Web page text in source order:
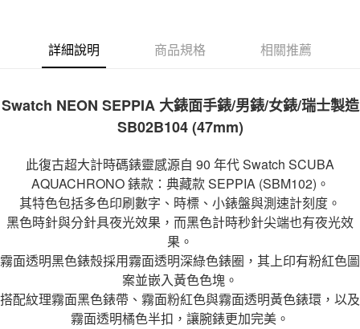
消。如遇「轉專審核」未通過狀況，表示未達大哥付你分期系統評分，恕無
法說明評估內容。
1.分期款項不併入電信帳單，「大哥付你分期」於每月結算日後寄送繳費提
醒簡訊。
2.透過簡訊連結打開帳單後，可選擇「超商條碼／台灣大直營門市／銀行轉
帳／街口支付／iPASS MONEY」等通路繳費。
【注意事項】
1.本服務係由「台灣大哥大股份有限公司」（以下簡稱本公司）所提供，讓
用戶於交易時，得透過本服務購買商品或服務，並由商店將買賣／分期付款
買賣價金債權讓與本公司後，依約使用本公司帳單繳交帳款。
2.基於同意付款使用「大哥付你分期」之契約關係目的，商店將以您的個人
資料（包含姓名、電話或地址）提供予台灣大哥大進項蒐集、處理及利用，
由本公司與您本人進行分期帳單所需資料之確認、核對及更正。
3.完整用戶服務條款，請詳閱以下連結：https://oppay.tw/userRule
１．簡單：不需註冊會員、不需綁卡、不需儲值。
２．便利：只要手機號碼，簡訊認證，即可結帳。
【「AFTEE先享後付」結帳流程】
１．於結帳方式選擇「AFTEE先享後付」後，將跳轉至「AFTEE先享後付」
結帳頁面，進行簡訊認證並確認金額後，即可完成結帳。
３．收到繳費通知簡訊後14天內，點擊此簡訊中的連結，可透過四大超商／
ATM／網路銀行／等多元方式進行付款，方視為交易完成。
※ 請注意：結帳手續完成當下不需立刻繳費，但若您需要取消訂單，請聯絡
購買商品的店家。未經商家同意取消之訂單仍視為有效，需透過AFTEE先享
後付繳納相關費用。
※ 交易是否成功請以「AFTEE先享後付 」之結帳頁面顯示為準，若有關於
是否繳費成功／繳費後需取消欲退款等相關疑問，請聯繫「AFTEE先享後付
客戶支援中心」https://netprotections.freshdesk.com/support/home
１．透過由恩沛科技股份有限公司提供之「AFTEE先享後付」服務完成之交
易，需依本服務之必要範圍內提供個人資料，並將交易相關給付款項請求債
運送方式
每筆NT$70，滿NT$1,000(含以上)免運費
宅配
每筆NT$100，滿NT$1,200(含以上)免運費
京站台北店客服中心(1F星巴克旁) 即日起不提供京站紙袋，取件時
請自備購物袋，若需購買紙袋可現場詢問
詳細說明 商品規格 相關推薦
Swatch NEON SEPPIA 大錶面手錶/男錶/女錶/瑞士製造
SB02B104 (47mm)
此復古超大計時碼錶靈感源自 90 年代 Swatch SCUBA
AQUACHRONO 錶款：典藏款 SEPPIA (SBM102)。
其特色包括多色印刷數字、時標、小錶盤與測速計刻度。
黑色時針與分針具夜光效果，而黑色計時秒針尖端也有夜光效
果。
霧面透明黑色錶殼採用霧面透明深綠色錶圈，其上印有粉紅色圖
案並嵌入黃色色塊。
搭配紋理霧面黑色錶帶、霧面粉紅色與霧面透明黃色錶環，以及
霧面透明橘色半扣，讓腕錶更加完美。